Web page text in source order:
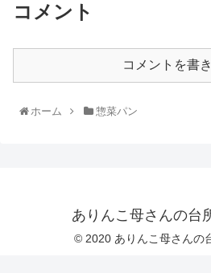
コメント
コメントを書
ホーム 惣菜パン
ありんこ母さんの台
© 2020 ありんこ母さんの